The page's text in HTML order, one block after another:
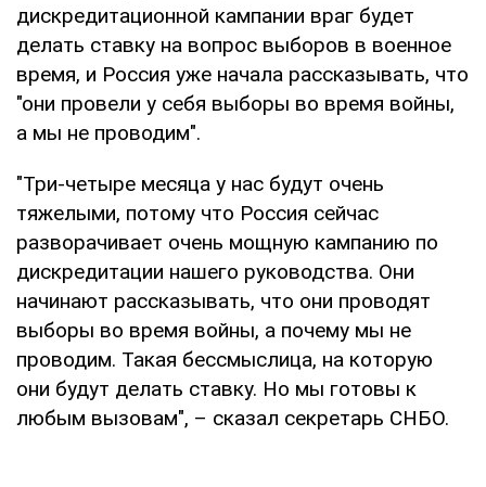
дискредитационной кампании враг будет
делать ставку на вопрос выборов в военное
время, и Россия уже начала рассказывать, что
"они провели у себя выборы во время войны,
а мы не проводим".
"Три-четыре месяца у нас будут очень
тяжелыми, потому что Россия сейчас
разворачивает очень мощную кампанию по
дискредитации нашего руководства. Они
начинают рассказывать, что они проводят
выборы во время войны, а почему мы не
проводим. Такая бессмыслица, на которую
они будут делать ставку. Но мы готовы к
любым вызовам", – сказал секретарь СНБО.